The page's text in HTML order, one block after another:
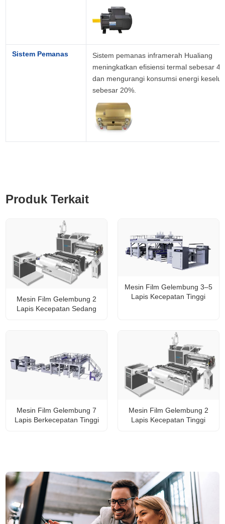
Sistem Pemanas
Sistem pemanas inframerah Hualiang
meningkatkan efisiensi termal sebesar
dan mengurangi konsumsi energi
sebesar 20%.
Produk Terkait
Mesin Film Gelembung 2
Lapis Kecepatan Sedang
Mesin Film Gelembung 3–5
Lapis Kecepatan Tinggi
Mesin Film Gelembung 7
Lapis Berkecepatan Tinggi
Mesin Film Gelembung 2
Lapis Kecepatan Tinggi